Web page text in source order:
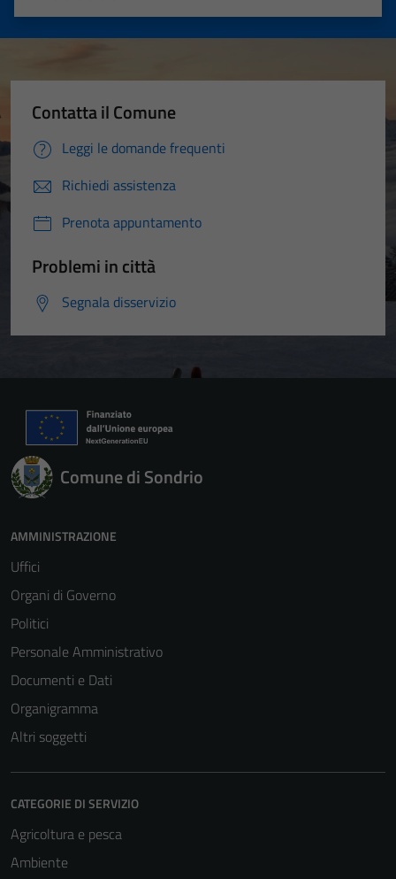
Valuta 5 stelle su 5
Valuta 4 stelle su 5
Valuta 3 stelle su 5
Valuta 2 stelle su 5
Valuta 1 stelle su 5
Contatta il Comune
Leggi le domande frequenti
Richiedi assistenza
Prenota appuntamento
Problemi in città
Segnala disservizio
Comune di Sondrio
AMMINISTRAZIONE
Uffici
Organi di Governo
Politici
Personale Amministrativo
Documenti e Dati
Organigramma
Altri soggetti
CATEGORIE DI SERVIZIO
Agricoltura e pesca
Ambiente